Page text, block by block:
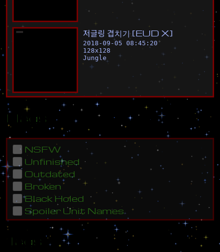
저글링 겹치기 [EUD X]
2018-09-05 08:45:20
128x128
Jungle
Flags
NSFW
Unfinished
Outdated
Broken
Black Holed
Spoiler Unit Names
Tags